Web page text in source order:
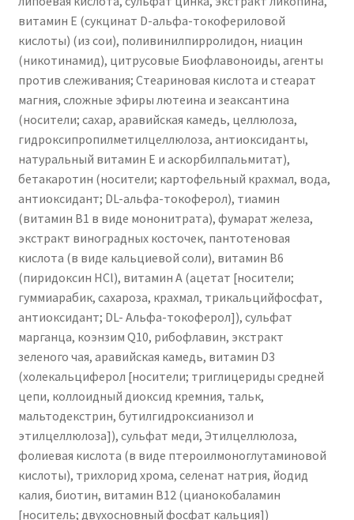
витамин Е (сукцинат D-альфа-токофериловой
кислоты) (из сои), поливинилпирролидон, ниацин
(никотинамид), цитрусовые Биофлавоноиды, агенты
против слеживания; Стеариновая кислота и стеарат
магния, сложные эфиры лютеина и зеаксантина
(носители; сахар, аравийская камедь, целлюлоза,
гидроксипропилметилцеллюлоза, антиоксиданты,
натуральный витамин Е и аскорбилпальмитат),
бетакаротин (носители; картофельный крахмал, вода,
антиоксидант; DL-альфа-токоферол), тиамин
(витамин B1 в виде мононитрата), фумарат железа,
экстракт виноградных косточек, пантотеновая
кислота (в виде кальциевой соли), витамин B6
(пиридоксин HCl), витамин A (ацетат [носители;
гуммиарабик, сахароза, крахмал, трикальцийфосфат,
антиоксидант; DL- Альфа-токоферол]), сульфат
марганца, коэнзим Q10, рибофлавин, экстракт
зеленого чая, аравийская камедь, витамин D3
(холекальциферол [носители; триглицериды средней
цепи, коллоидный диоксид кремния, тальк,
мальтодекстрин, бутилгидроксианизол и
этилцеллюлоза]), сульфат меди, Этилцеллюлоза,
фолиевая кислота (в виде птероилмоноглутаминовой
кислоты), трихлорид хрома, селенат натрия, йодид
калия, биотин, витамин B12 (цианокобаламин
[носитель; двухосновный фосфат кальция])